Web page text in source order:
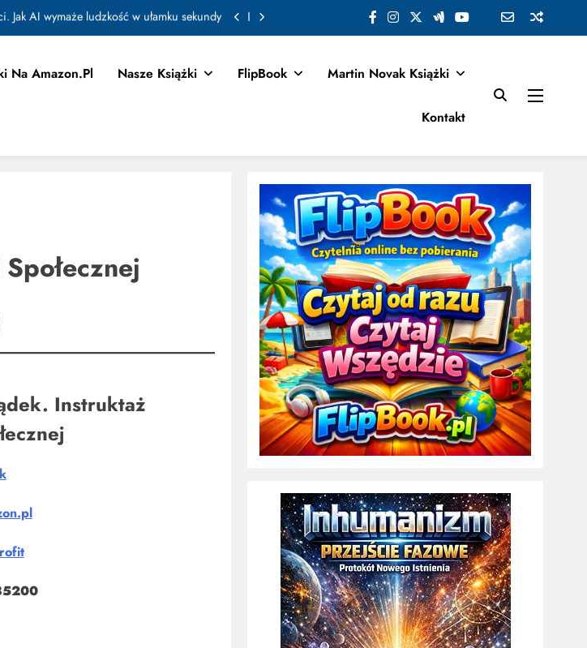
Jak Budować Myślokształty Powodzenia
Kwantowa: Olśnienie. Intuicja jako system
Jak Budować Myślokształty Powodzenia
dla Osiągania Celów w Codziennym Życiu
Na Amazon.pl Nasze Książki FlipBook Martin Novak Książki
Kontakt
Instruktaż